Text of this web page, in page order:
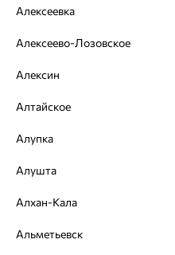
Вес:4.79
Цвет металла:
Проба:
Вставка:
Бренд:MAGIC STONES
Алексеевка
Алексеево-Лозовское
Алексин
Алтайское
Алупка
Алушта
Алхан-Кала
Альметьевск